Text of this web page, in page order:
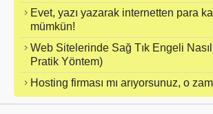
Evet, yazı yazarak internetten para
mümkün!
Web Sitelerinde Sağ Tık Engeli Nasıl
Pratik Yöntem)
Hosting firması mı arıyorsunuz, o